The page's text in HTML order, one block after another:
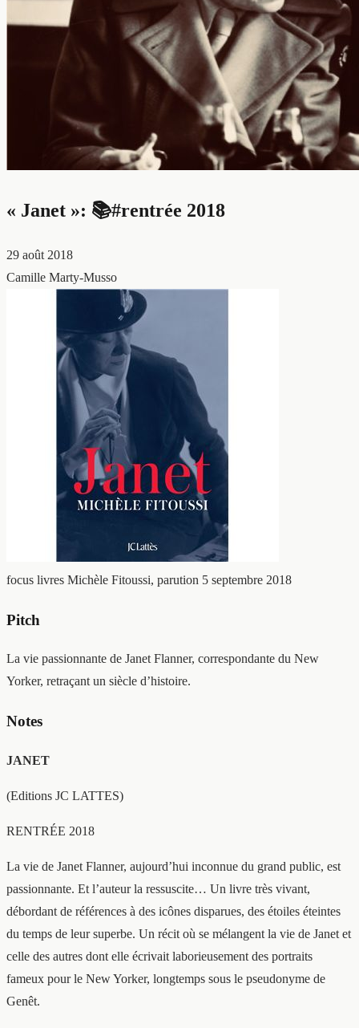
« Janet »: 📚#rentrée 2018
29 août 2018
Camille Marty-Musso
focus livres Michèle Fitoussi, parution 5 septembre 2018
Pitch
La vie passionnante de Janet Flanner, correspondante du New
Yorker, retraçant un siècle d’histoire.
Notes
JANET
(Editions JC LATTES)
RENTRÉE 2018
La vie de Janet Flanner, aujourd’hui inconnue du grand public, est
passionnante. Et l’auteur la ressuscite… Un livre très vivant,
débordant de références à des icônes disparues, des étoiles éteintes
du temps de leur superbe. Un récit où se mélangent la vie de Janet et
celle des autres dont elle écrivait laborieusement des portraits
fameux pour le New Yorker, longtemps sous le pseudonyme de
Genêt.